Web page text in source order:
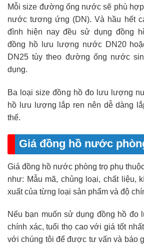
Mỗi size đường ống nước sẽ phù
nước tương ứng (DN). Và hầu hết
đình hiện nay đều sử dụng đồng
đồng hồ lưu lượng nước DN20
DN25 tùy theo đường ống nước
dụng.
Ba loại size đồng hồ đo lưu lượng
hồ lưu lượng lắp ren nên dễ dàng
thế.
Giá đồng hồ nước
Giá đồng hồ nước phòng trọ phụ
như: Mẫu mã, chủng loại, chất liệu,
xuất của từng loại sản phẩm và độ
Nếu bạn muốn sử dụng đồng hồ đo
chính xác, tuổi thọ cao với giá tốt
với chúng tôi để được tư vấn và báo